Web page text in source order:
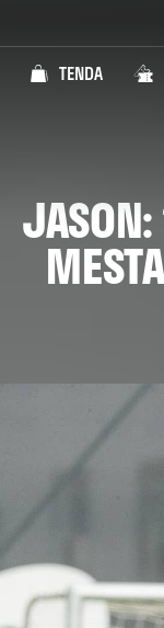
TENDA
JASON: